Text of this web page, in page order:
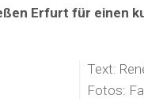
Erfurt für einen
Text:
Fotos: